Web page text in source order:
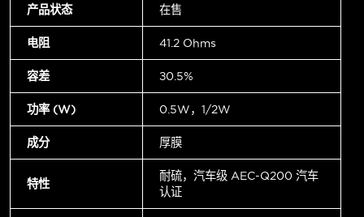
产品状态 在售
电阻 41.2 Ohms
容差 ±0.5%
功率 (W) 0.5W，1/2W
成分 厚膜
特性
耐硫，汽车级 AEC-Q200 汽车
认证